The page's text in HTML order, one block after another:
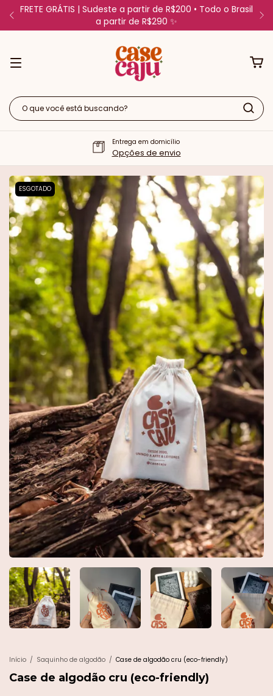
FRETE GRÁTIS | Sudeste a partir de R$200 • Todo o Brasil
a partir de R$290 ✨
Entrega em domicílio
Opções de envio
ESGOTADO
Início / Saquinho de algodão / Case de algodão cru (eco-friendly)
Case de algodão cru (eco-friendly)